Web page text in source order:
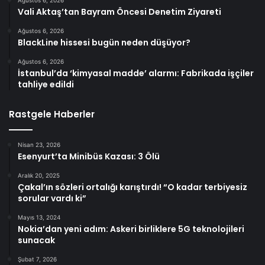
Vali Aktaş’tan Bayram Öncesi Denetim Ziyareti
Ağustos 6, 2026
BlackLine hissesi bugün neden düşüyor?
Ağustos 6, 2026
İstanbul’da ‘kimyasal madde’ alarmı: Fabrikada işçiler
tahliye edildi
Rastgele Haberler
Nisan 23, 2026
Esenyurt’ta Minibüs Kazası: 3 Ölü
Aralık 20, 2025
Çakal’ın sözleri ortalığı karıştırdı! “O kadar terbiyesiz
sorular vardı ki”
Mayıs 13, 2024
Nokia’dan yeni adım: Askeri birliklere 5G teknolojileri
sunacak
Şubat 7, 2026